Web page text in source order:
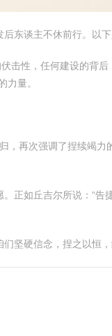
东谈主不休前行。以
击性，任何建设的背
力量。
再次强调了捏续竭
正如丘吉尔所说：“
坚硬信念，捏之以恒，